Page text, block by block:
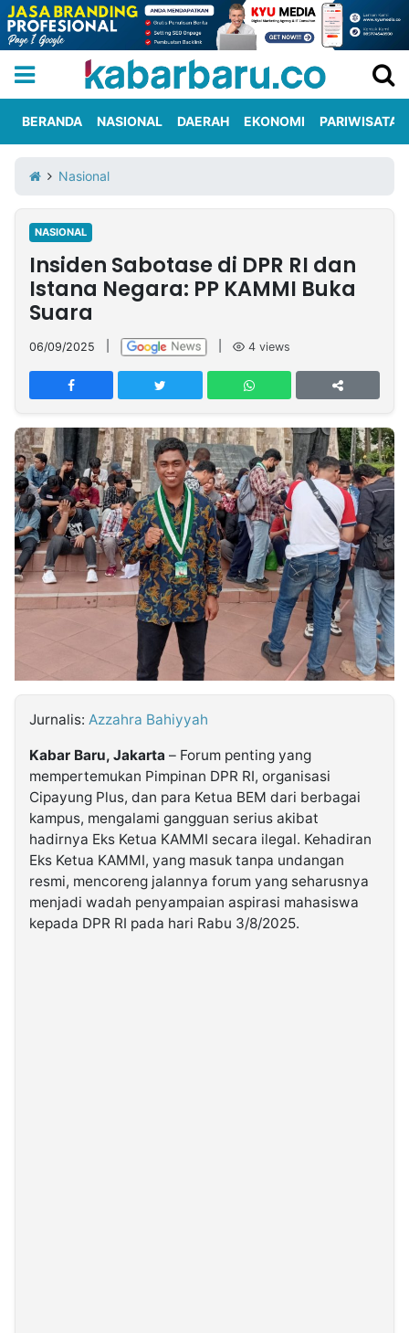
Iklan
Berita
Kami
Nasional
International
Olahraga
Entertainment
Daerah
Pariwisata
Kuliner
Kolom
Network
PT
TREETAN
INDONESIA
Partner
Insight
NTB
Suara
Time
Lens
IDN
Daily
Jogja
Jalan
Rakyat
Idealita
News
Kita
Notice
Dinamikapost.com
Radar
Baru
Seedbacklink
Follow
Kabarbaru.co
2026
BERANDA NASIONAL DAERAH EKONOMI PARIWISATA
Nasional
NASIONAL
Insiden Sabotase di DPR RI dan
Istana Negara: PP KAMMI Buka
Suara
06/09/2025 4 views
Jurnalis: Azzahra Bahiyyah
Kabar Baru, Jakarta – Forum penting yang
mempertemukan Pimpinan DPR RI, organisasi
Cipayung Plus, dan para Ketua BEM dari berbagai
kampus, mengalami gangguan serius akibat
hadirnya Eks Ketua KAMMI secara ilegal. Kehadiran
Eks Ketua KAMMI, yang masuk tanpa undangan
resmi, mencoreng jalannya forum yang seharusnya
menjadi wadah penyampaian aspirasi mahasiswa
kepada DPR RI pada hari Rabu 3/8/2025.